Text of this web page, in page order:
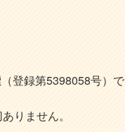
登録第5398058号）で
りません。